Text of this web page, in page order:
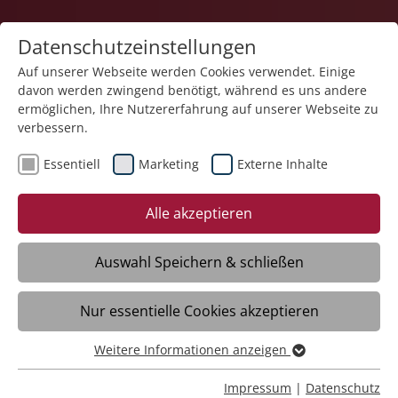
05.05.2026
Neue WIR mittendrin zum
Thema Arbeit erschienen
Meckenbeuren/Liebenau - „Arbeit ist nicht
nur ein Mittel zum Lebensunterhalt,
sondern auch eine Grundvoraussetzung
für soziale Teilhabe und ein
selbstbestimmtes Leben“ sagt
Datenschutzeinstellungen
Auf unserer Webseite werden Cookies verwendet. Einige
davon werden zwingend benötigt, während es uns andere
ermöglichen, Ihre Nutzererfahrung auf unserer Webseite zu
verbessern.
Essentiell Marketing Externe Inhalte
Alle akzeptieren
Auswahl Speichern & schließen
Nur essentielle Cookies akzeptieren
Essentiell
Essentielle Cookies werden für grundlegende Funktionen
Weitere Informationen anzeigen
Impressum | Datenschutz